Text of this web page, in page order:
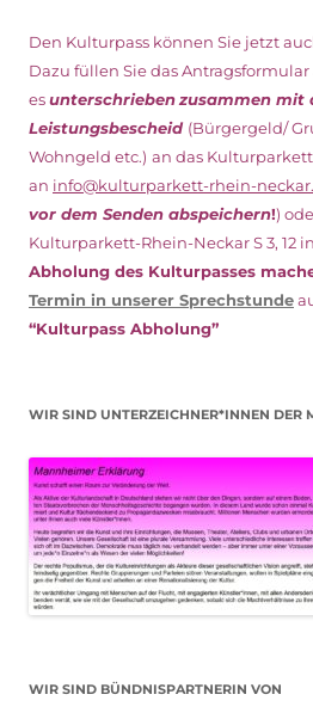
Den Kulturpass können Sie jetzt
Dazu füllen Sie das
esunterschriebenzusammen mit
Leistungsbescheid (Bürgergeld/
Wohngeld etc.) an das
an info@kulturparkett-rhein-
vor dem Senden abspeichern!)
Kulturparkett-Rhein-Neckar S 3, 12
Abholung des Kulturpasses
Termin in unserer Sprechstunde
“Kulturpass Abholung”
WIR SIND UNTERZEICHNER*INNEN DER
WIR SIND BÜNDNISPARTNERIN VON